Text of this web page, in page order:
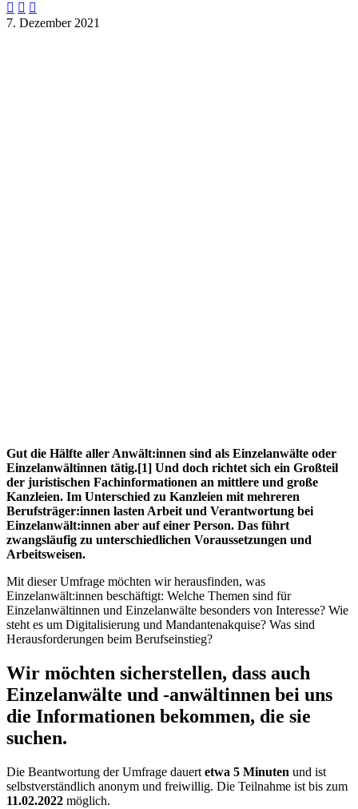
  
7. Dezember 2021
Gut die Hälfte aller Anwält:innen sind als Einzelanwälte oder
Einzelanwältinnen tätig.[1] Und doch richtet sich ein Großteil
der juristischen Fachinformationen an mittlere und große
Kanzleien. Im Unterschied zu Kanzleien mit mehreren
Berufsträger:innen lasten Arbeit und Verantwortung bei
Einzelanwält:innen aber auf einer Person. Das führt
zwangsläufig zu unterschiedlichen Voraussetzungen und
Arbeitsweisen.
Mit dieser Umfrage möchten wir herausfinden, was
Einzelanwält:innen beschäftigt: Welche Themen sind für
Einzelanwältinnen und Einzelanwälte besonders von Interesse? Wie
steht es um Digitalisierung und Mandantenakquise? Was sind
Herausforderungen beim Berufseinstieg?
Wir möchten sicherstellen, dass auch
Einzelanwälte und -anwältinnen bei uns
die Informationen bekommen, die sie
suchen.
Die Beantwortung der Umfrage dauert etwa 5 Minuten und ist
selbstverständlich anonym und freiwillig. Die Teilnahme ist bis zum
11.02.2022 möglich.